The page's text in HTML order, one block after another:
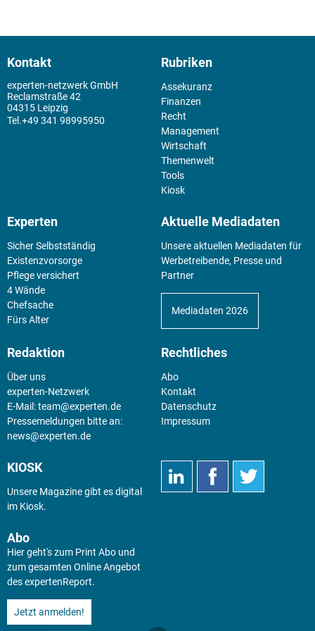
Kontakt
experten-netzwerk GmbH
Reclamstraße 42
04315 Leipzig
+49 341 98995950
Rubriken
Assekuranz
Finanzen
Recht
Management
Wirtschaft
Themenwelt
Tools
Kiosk
Experten
Sicher Selbstständig
Existenz­vorsorge
Pflege versichert
4 Wände
Chefsache
Fürs Alter
Aktuelle Mediadaten
Unsere aktuellen Mediadaten für
Werbetreibende, Presse und
Partner
Mediadaten 2026
Redaktion
Über uns
experten-Netzwerk
E-Mail:team@experten.de
Pressemeldungen bitte an:
news@experten.de
Rechtliches
Abo
Kontakt
Datenschutz
Impressum
KIOSK
Unsere Magazine gibt es digital
im Kiosk.
Abo
Hier geht's zum Print Abo und
zum gesamten Online Angebot
des expertenReport.
Jetzt anmelden!